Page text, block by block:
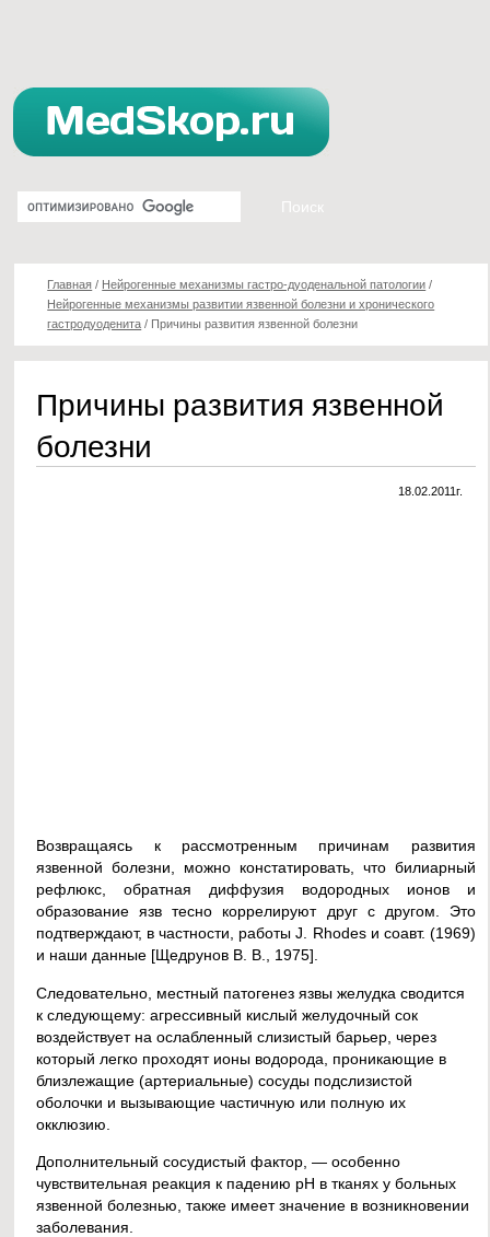
Главная / Нейрогенные механизмы гастро-дуоденальной патологии /
Нейрогенные механизмы развитии язвенной болезни и хронического
гастродуоденита / Причины развития язвенной болезни
Причины развития язвенной
болезни
18.02.2011г.
Возвращаясь к рассмотренным причинам развития
язвенной болезни, можно констатировать, что билиарный
рефлюкс, обратная диффузия водородных ионов и
образование язв тесно коррелируют друг с другом. Это
подтверждают, в частности, работы J. Rhodes и соавт. (1969)
и наши данные [Щедрунов В. В., 1975].
Следовательно, местный патогенез язвы желудка сводится
к следующему: агрессивный кислый желудочный сок
воздействует на ослабленный слизистый барьер, через
который легко проходят ионы водорода, проникающие в
близлежащие (артериальные) сосуды подслизистой
оболочки и вызывающие частичную или полную их
окклюзию.
Дополнительный сосудистый фактор, — особенно
чувствительная реакция к падению рН в тканях у больных
язвенной болезнью, также имеет значение в возникновении
заболевания.